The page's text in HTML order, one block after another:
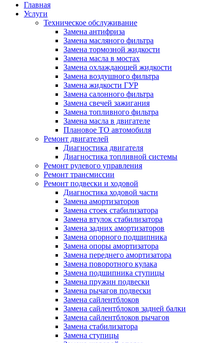
Главная
Услуги
Техническое обслуживание
Замена антифриза
Замена масляного фильтра
Замена тормозной жидкости
Замена масла в мостах
Замена охлаждающей жидкости
Замена воздушного фильтра
Замена жидкости ГУР
Замена салонного фильтра
Замена свечей зажигания
Замена топливного фильтра
Замена масла в двигателе
Плановое ТО автомобиля
Ремонт двигателей
Диагностика двигателя
Диагностика топливной системы
Ремонт рулевого управления
Ремонт трансмиссии
Ремонт подвески и ходовой
Диагностика ходовой части
Замена амортизаторов
Замена стоек стабилизатора
Замена втулок стабилизатора
Замена задних амортизаторов
Замена опорного подшипника
Замена опоры амортизатора
Замена переднего амортизатора
Замена поворотного кулака
Замена подшипника ступицы
Замена пружин подвески
Замена рычагов подвески
Замена сайлентблоков
Замена сайлентблоков задней балки
Замена сайлентблоков рычагов
Замена стабилизатора
Замена ступицы